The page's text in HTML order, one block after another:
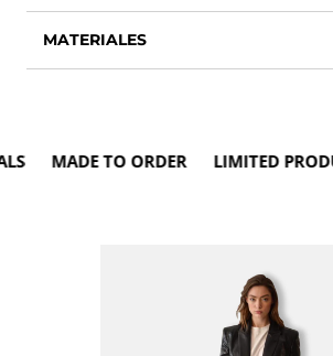
MATERIALES
TO ORDER LIMITED